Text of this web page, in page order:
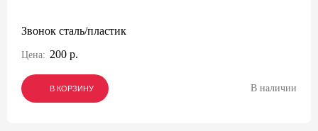
Звонок сталь/пластик
Цена: 200 р.
В КОРЗИНУ
В КОРЗИНУ
В КОРЗИНУ В наличии